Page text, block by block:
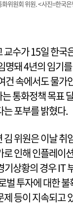
위원회 위원. <사진=한국은
교수가 15일 한국
명돼 4년의 임기
건 속에서도 물가
통화정책 목표
포부를 밝혔다.
위원은 이날 취
인해 인플레이
기상황의 경우 IT
벌 투자에 대한
제 등이 지속되고